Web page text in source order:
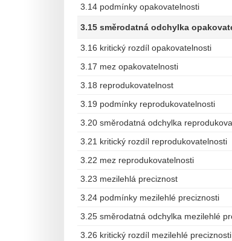
3.14 podmínky opakovatelnosti
3.16 kritický rozdíl opakovatelnosti
3.17 mez opakovatelnosti
3.18 reprodukovatelnost
3.19 podmínky reprodukovatelnosti
3.21 kritický rozdíl reprodukovatelnosti
3.22 mez reprodukovatelnosti
3.23 mezilehlá preciznost
3.24 podmínky mezilehlé preciznosti
3.26 kritický rozdíl mezilehlé preciznosti